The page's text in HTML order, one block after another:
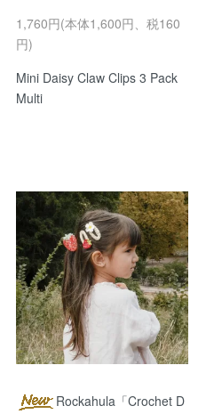
1,760円(本体1,600円、税160
円)
Mini Daisy Claw Clips 3 Pack
Multi
Rockahula「Crochet D